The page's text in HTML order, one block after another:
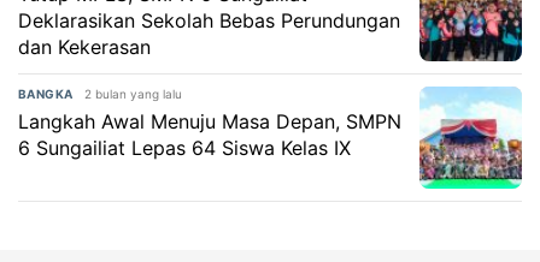
Deklarasikan Sekolah Bebas Perundungan
dan Kekerasan
BANGKA 2 bulan yang lalu
Langkah Awal Menuju Masa Depan, SMPN
6 Sungailiat Lepas 64 Siswa Kelas IX